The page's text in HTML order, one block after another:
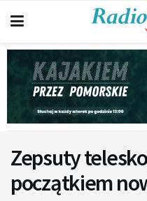
Zepsuty
początkiem